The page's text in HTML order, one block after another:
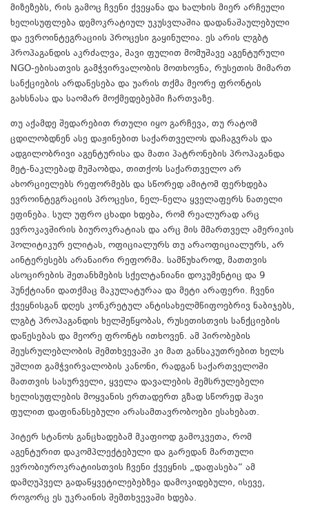
მიზეზებს, რის გამოც ჩვენი ქვეყანა და ხალხის მიერ არჩეული
ხელისუფლება დემოკრატიულ უკუსვლაშია დადანაშაულებული
და ევროინტეგრაციის პროცესი გაყინულია. ეს არის ლგბტ
პროპაგანდის აკრძალვა, შავი ფულით მომუშავე აგენტურული
NGO-ებისათვის გამჭვირვალობის მოთხოვნა, რუსეთის მიმართ
სანქციების არდაწესება და უარის თქმა მეორე ფრონტის
გახსნასა და საომარ მოქმედებებში ჩართვაზე.
თუ აქამდე შედარებით რთული იყო გარჩევა, თუ რატომ
ცდილობდნენ ასე დაჟინებით საქართველოს დაჩაგვრას და
ადგილობრივი აგენტურისა და მათი პატრონების პროპაგანდა
მეტ-ნაკლებად მუშაობდა, თითქოს საქართველო არ
ახორციელებს რეფორმებს და სწორედ ამიტომ ფერხდება
ევროინტეგრაციის პროცესი, ნელ-ნელა ყველაფერს ნათელი
ეფინება. სულ უფრო ცხადი ხდება, რომ რეალურად არც
ევროკავშირის ბიუროკრატიას და არც მის მმართველ ამერიკის
პოლიტიკურ ელიტას, ოფიციალურს თუ არაოფიციალურს, არ
აინტერესებს არანაირი რეფორმა. სამწუხაროდ, მათთვის
ასოცირების შეთანხმების სქელტანიანი დოკუმენტიც და 9
პუნქტიანი დათქმაც მაკულატურაა და მეტი არაფერი. ჩვენი
ქვეყნისგან დღეს კონკრეტულ ანტისახელმწიფოებრივ ნაბიჯებს,
ლგბტ პროპაგანდის ხელშეწყობას, რუსეთისთვის სანქციების
დაწესებას და მეორე ფრონტს ითხოვენ. ამ პირობების
შეუსრულებლობის შემთხვევაში კი მათ განსაკუთრებით ხელს
უშლით გამჭვირვალობის კანონი, რადგან საქართველოში
მათთვის სასურველი, ყველა დავალების შემსრულებელი
ხელისუფლების მოყვანის ერთადერთ გზად სწორედ შავი
ფულით დაფინანსებული არასამთავრობოები ესახებათ.
პიტერ სტანოს განცხადებამ მკაფიოდ გამოკვეთა, რომ
აგენტურით დაკომპლექტებული და გარედან მართული
ევრობიუროკრატიისთვის ჩვენი ქვეყნის „დაფასება“ ამ
დამღუპველ გადაწყვეტილებებზეა დამოკიდებული, ისევე,
როგორც ეს უკრაინის შემთხვევაში ხდება.